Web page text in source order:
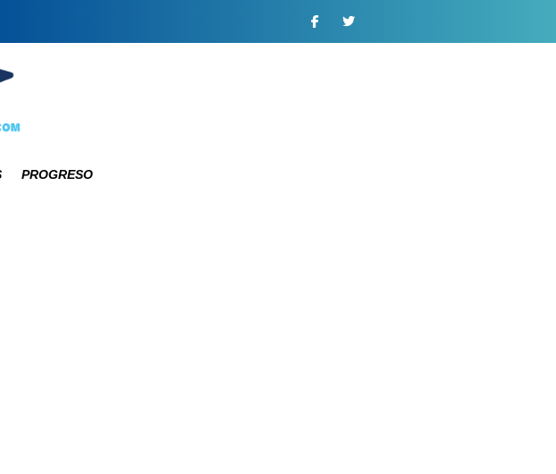
PROGRESO